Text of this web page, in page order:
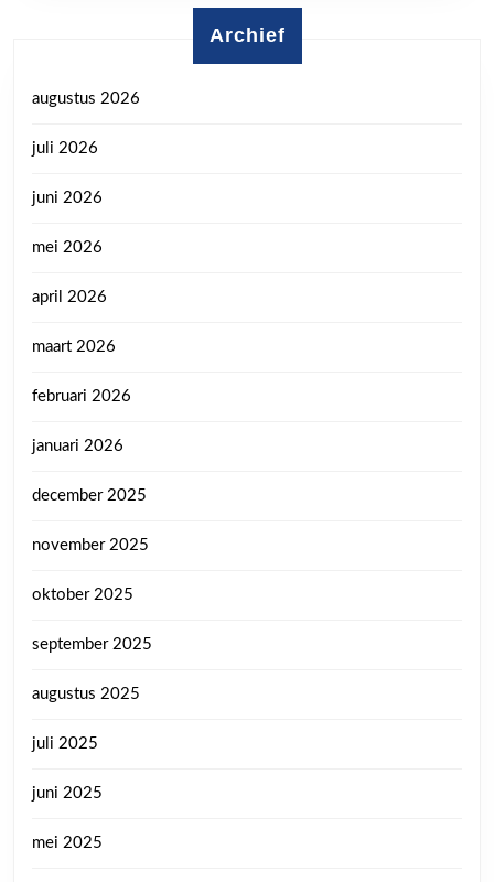
Archief
augustus 2026
juli 2026
juni 2026
mei 2026
april 2026
maart 2026
februari 2026
januari 2026
december 2025
november 2025
oktober 2025
september 2025
augustus 2025
juli 2025
juni 2025
mei 2025